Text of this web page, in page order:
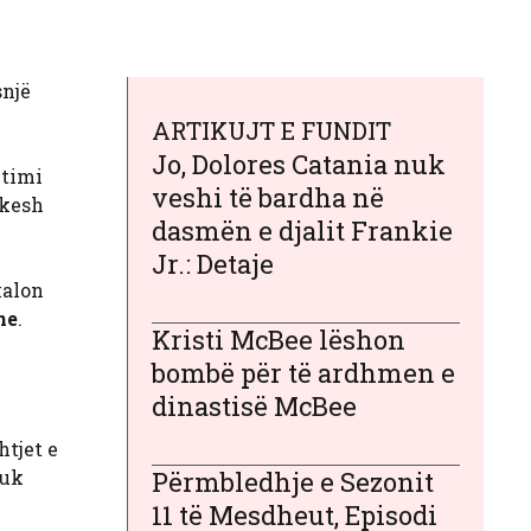
.
e
ARTIKUJT E FUNDIT
Jo, Dolores Catania nuk
veshi të bardha në
dasmën e djalit Frankie
Jr.: Detaje
Kristi McBee lëshon
bombë për të ardhmen e
dinastisë McBee
Përmbledhje e Sezonit
11 të Mesdheut, Episodi